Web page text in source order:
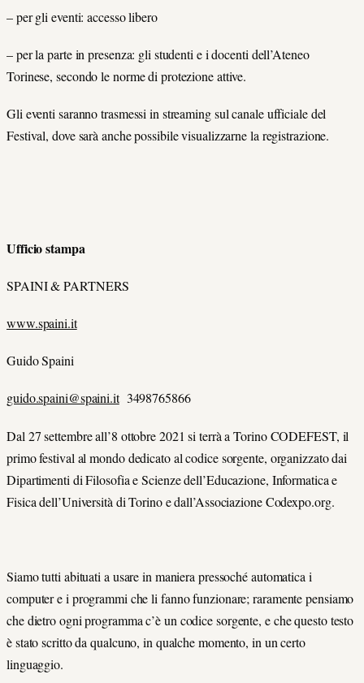
– per gli eventi: accesso libero
– per la parte in presenza: gli studenti e i docenti dell’Ateneo
Torinese, secondo le norme di protezione attive.
Gli eventi saranno trasmessi in streaming sul canale ufficiale del
Festival, dove sarà anche possibile visualizzarne la registrazione.
Ufficio stampa
SPAINI & PARTNERS
www.spaini.it
Guido Spaini
guido.spaini@spaini.it3498765866
Dal 27 settembre all’8 ottobre 2021 si terrà a Torino CODEFEST, il
primo festival al mondo dedicato al codice sorgente, organizzato dai
Dipartimenti di Filosofia e Scienze dell’Educazione, Informatica e
Fisica dell’Università di Torino e dall’Associazione Codexpo.org.
Siamo tutti abituati a usare in maniera pressoché automatica i
computer e i programmi che li fanno funzionare; raramente pensiamo
che dietro ogni programma c’è un codice sorgente, e che questo testo
è stato scritto da qualcuno, in qualche momento, in un certo
linguaggio.